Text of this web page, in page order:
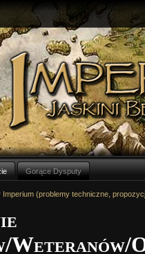
Gorące Dysputy
Imperium (problemy techniczne,
Weteranów/